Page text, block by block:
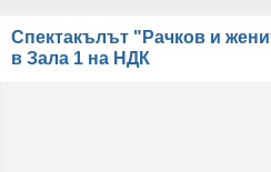
Спектакълът "Рачков и
в Зала 1 на НДК